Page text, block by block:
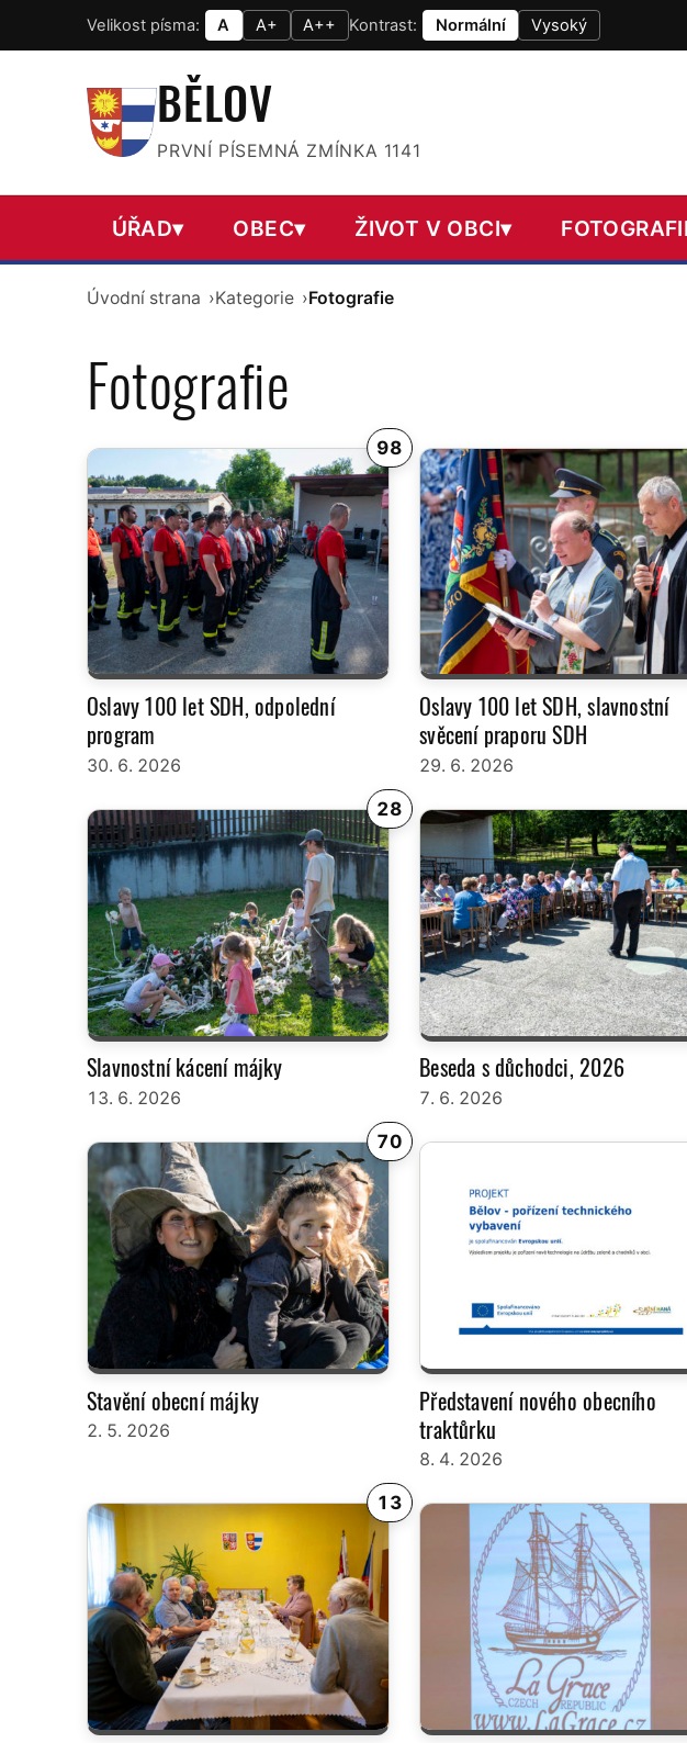
Velikost písma: A A+ A++ Kontrast: Normální Vysoký
BĚLOV
PRVNÍ PÍSEMNÁ ZMÍNKA 1141
ÚŘAD▾ OBEC▾ ŽIVOT V OBCI▾
Úvodní strana Kategorie Fotografie
Fotografie
98
Oslavy 100 let SDH, odpolední
program
30. 6. 2026
Oslavy 100 let SDH, slavnostní
svěcení praporu SDH
29. 6. 2026
28
Slavnostní kácení májky
13. 6. 2026
Beseda s důchodci, 2026
7. 6. 2026
70
Stavění obecní májky
2. 5. 2026
Představení nového obecního
traktůrku
8. 4. 2026
13